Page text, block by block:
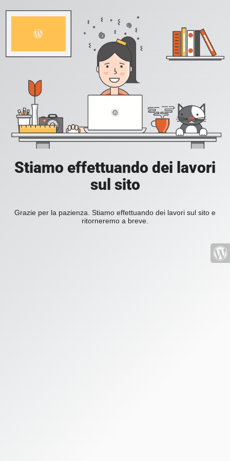
Stiamo effettuando dei lavori
sul sito
Grazie per la pazienza. Stiamo effettuando dei lavori sul sito e
ritorneremo a breve.